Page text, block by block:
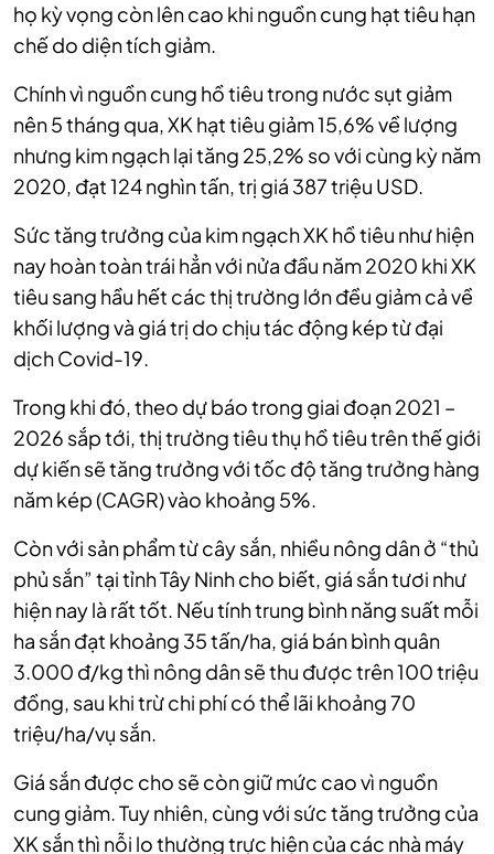
họ kỳ vọng còn lên cao khi nguồn cung hạt tiêu hạn
chế do diện tích giảm.
Chính vì nguồn cung hồ tiêu trong nước sụt giảm
nên 5 tháng qua, XK hạt tiêu giảm 15,6% về lượng
nhưng kim ngạch lại tăng 25,2% so với cùng kỳ năm
2020, đạt 124 nghìn tấn, trị giá 387 triệu USD.
Sức tăng trưởng của kim ngạch XK hồ tiêu như hiện
nay hoàn toàn trái hẳn với nửa đầu năm 2020 khi XK
tiêu sang hầu hết các thị trường lớn đều giảm cả về
khối lượng và giá trị do chịu tác động kép từ đại
dịch Covid-19.
Trong khi đó, theo dự báo trong giai đoạn 2021 –
2026 sắp tới, thị trường tiêu thụ hồ tiêu trên thế giới
dự kiến sẽ tăng trưởng với tốc độ tăng trưởng hàng
năm kép (CAGR) vào khoảng 5%.
Còn với sản phẩm từ cây sắn, nhiều nông dân ở “thủ
phủ sắn” tại tỉnh Tây Ninh cho biết, giá sắn tươi như
hiện nay là rất tốt. Nếu tính trung bình năng suất mỗi
ha sắn đạt khoảng 35 tấn/ha, giá bán bình quân
3.000 đ/kg thì nông dân sẽ thu được trên 100 triệu
đồng, sau khi trừ chi phí có thể lãi khoảng 70
triệu/ha/vụ sắn.
Giá sắn được cho sẽ còn giữ mức cao vì nguồn
cung giảm. Tuy nhiên, cùng với sức tăng trưởng của
XK sắn thì nỗi lo thường trực hiện của các nhà máy